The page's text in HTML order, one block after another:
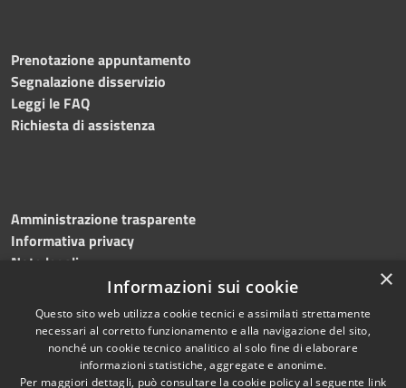
Prenotazione appuntamento
Segnalazione disservizio
Leggi le FAQ
Richiesta di assistenza
Amministrazione trasparente
Informativa privacy
Note legali
Dichiarazione di accessibilità
Copyright © 2026 • Comune di
×
Informazioni sui cookie
Questo sito web utilizza cookie tecnici e assimilati strettamente
necessari al corretto funzionamento e alla navigazione del sito,
nonché un cookie tecnico analitico al solo fine di elaborare
informazioni statistiche, aggregate e anonime.
Per maggiori dettagli, può consultare la cookie policy al seguente link